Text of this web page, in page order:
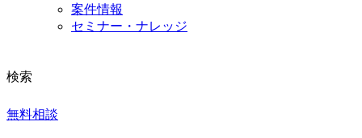
案件情報
セミナー・ナレッジ
検索
無料相談